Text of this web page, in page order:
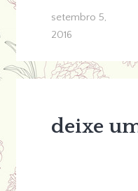
setembro 5,
2016
deixe